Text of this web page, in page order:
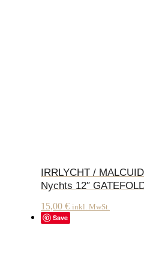
IRRLYCHT /
Nychts 12″
15,00 € inkl. MwSt.
Save